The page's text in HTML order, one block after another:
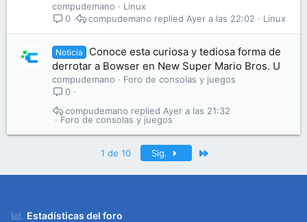
compudemano
Linux
0
Linux
Ayer a las 22:02
compudemano
Noticia
Conoce esta curiosa y tediosa forma de
derrotar a Bowser en New Super Mario Bros. U
compudemano
Foro de consolas y juegos
0
Foro de consolas y juegos
Ayer a las 21:32
compudemano
1 de 10 Sig.
Estadísticas del foro